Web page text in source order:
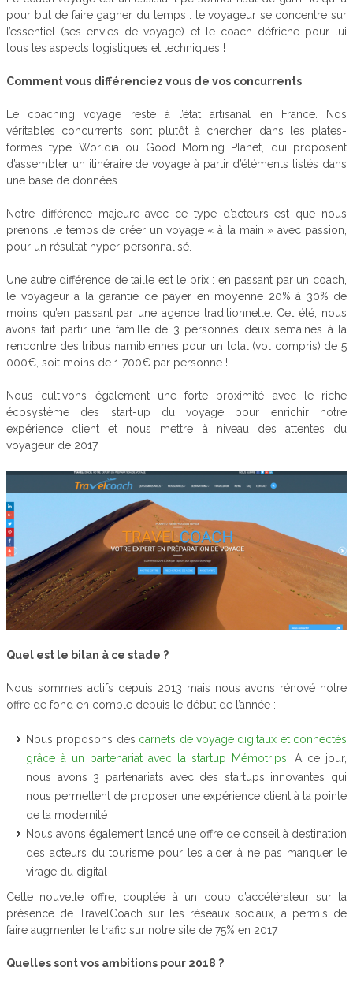
pour but de faire gagner du temps : le voyageur se concentre sur
l’essentiel (ses envies de voyage) et le coach défriche pour lui
tous les aspects logistiques et techniques !
Comment vous différenciez vous de vos concurrents
Le coaching voyage reste à l’état artisanal en France. Nos
véritables concurrents sont plutôt à chercher dans les plates-
formes type Worldia ou Good Morning Planet, qui proposent
d’assembler un itinéraire de voyage à partir d’éléments listés dans
une base de données.
Notre différence majeure avec ce type d’acteurs est que nous
prenons le temps de créer un voyage « à la main » avec passion,
pour un résultat hyper-personnalisé.
Une autre différence de taille est le prix : en passant par un coach,
le voyageur a la garantie de payer en moyenne 20% à 30% de
moins qu’en passant par une agence traditionnelle. Cet été, nous
avons fait partir une famille de 3 personnes deux semaines à la
rencontre des tribus namibiennes pour un total (vol compris) de 5
000€, soit moins de 1 700€ par personne !
Nous cultivons également une forte proximité avec le riche
écosystème des start-up du voyage pour enrichir notre
expérience client et nous mettre à niveau des attentes du
voyageur de 2017.
Quel est le bilan à ce stade ?
Nous sommes actifs depuis 2013 mais nous avons rénové notre
offre de fond en comble depuis le début de l’année :
Nous proposons des carnets de voyage digitaux et connectés
grâce à un partenariat avec la startup Mémotrips . A ce jour,
nous avons 3 partenariats avec des startups innovantes qui
nous permettent de proposer une expérience client à la pointe
de la modernité
Nous avons également lancé une offre de conseil à destination
des acteurs du tourisme pour les aider à ne pas manquer le
virage du digital
Cette nouvelle offre, couplée à un coup d’accélérateur sur la
présence de TravelCoach sur les réseaux sociaux, a permis de
faire augmenter le trafic sur notre site de 75% en 2017
Quelles sont vos ambitions pour 2018 ?